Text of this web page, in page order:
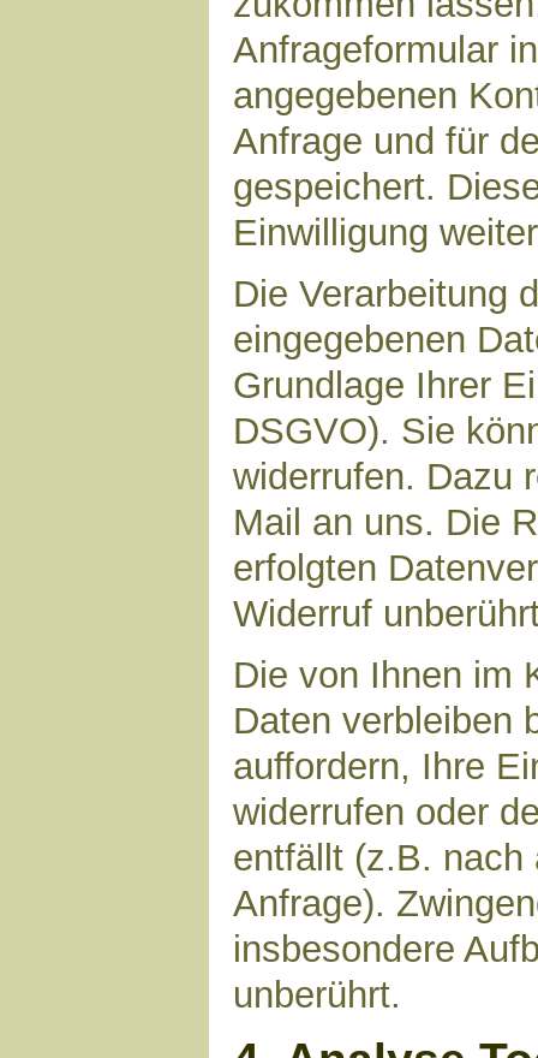
Anfrageformular
angegebenen
Anfrage und für
gespeichert.
Einwilligung
Die Verarbeitung
eingegebenen
Grundlage Ihrer
DSGVO). Sie
widerrufen. Dazu
Mail an uns. Die
erfolgten
Widerruf
Die von Ihnen im
Daten verbleiben
auffordern, Ihre
widerrufen oder
entfällt (z.B. nach
Anfrage).
insbesondere
unberührt.